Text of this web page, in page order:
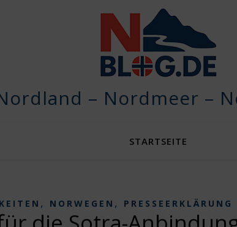
– Nordmeer –
STARTSEITE
, NORWEGEN , PRESSEERKLÄRUNG